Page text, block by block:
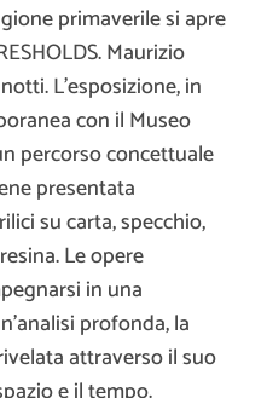
primaverile si apre
Maurizio
L’esposizione, in
con il Museo
percorso concettuale
presentata
su carta, specchio,
Le opere
in una
profonda, la
attraverso il suo